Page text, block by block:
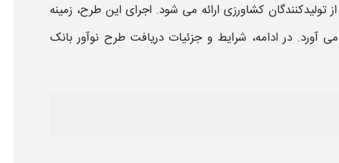
کشاورزی ارائه می‌ شود. اجرای این طرح، زمینه‌
آورد. در ادامه، شرایط و جزئیات دریافت طرح نوآور بانک